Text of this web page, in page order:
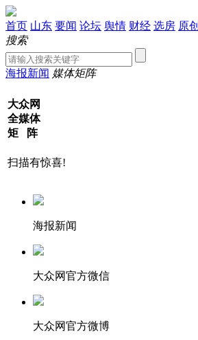
首页 山东 要闻 论坛 舆情 财经 选房 原创
搜索
海报新闻 媒体矩阵
大众网
全媒体
矩 阵
扫描有惊喜!
海报新闻
大众网官方微信
大众网官方微博